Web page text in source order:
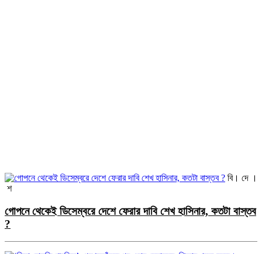
বি। দে ।
শ
গোপনে থেকেই ডিসেম্বরে দেশে ফেরার দাবি শেখ হাসিনার, কতটা বাস্তব
?